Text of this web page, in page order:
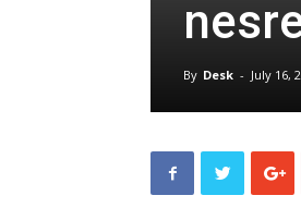
By Desk - July 16,